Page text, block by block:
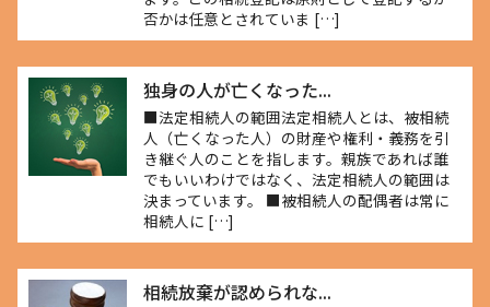
否かは任意とされていま […]
独身の人が亡くなった...
■法定相続人の範囲法定相続人とは、被相続
人（亡くなった人）の財産や権利・義務を引
き継ぐ人のことを指します。親族であれば誰
でもいいわけではなく、法定相続人の範囲は
決まっています。 ■被相続人の配偶者は常に
相続人に […]
相続放棄が認められな...